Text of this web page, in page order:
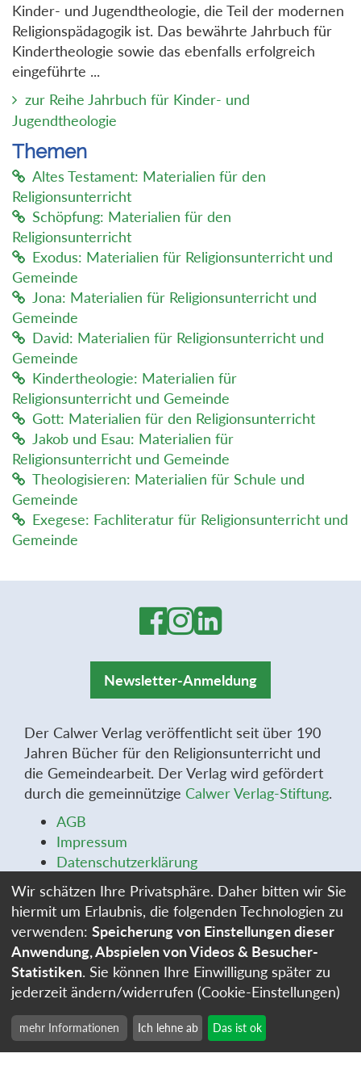
Kinder- und Jugendtheologie, die Teil der modernen
Religionspädagogik ist. Das bewährte Jahrbuch für
Kindertheologie sowie das ebenfalls erfolgreich
eingeführte ...
zur Reihe Jahrbuch für Kinder- und
Jugendtheologie
Themen
Altes Testament: Materialien für den
Religionsunterricht
Schöpfung: Materialien für den
Religionsunterricht
Exodus: Materialien für Religionsunterricht und
Gemeinde
Jona: Materialien für Religionsunterricht und
Gemeinde
David: Materialien für Religionsunterricht und
Gemeinde
Kindertheologie: Materialien für
Religionsunterricht und Gemeinde
Gott: Materialien für den Religionsunterricht
Jakob und Esau: Materialien für
Religionsunterricht und Gemeinde
Theologisieren: Materialien für Schule und
Gemeinde
Exegese: Fachliteratur für Religionsunterricht und
Gemeinde
Newsletter-Anmeldung
Der Calwer Verlag veröffentlicht seit über 190
Jahren Bücher für den Religionsunterricht und
die Gemeindearbeit. Der Verlag wird gefördert
durch die gemeinnützige Calwer Verlag-Stiftung.
AGB
Impressum
Datenschutzerklärung
Widerrufsbelehrung
Widerrufsformular
Stellenangebote
Cookie-Einstellungen
Wir schätzen Ihre Privatsphäre. Daher bitten wir Sie
hiermit um Erlaubnis, die folgenden Technologien zu
verwenden: Speicherung von Einstellungen dieser
Anwendung, Abspielen von Videos & Besucher-
Statistiken. Sie können Ihre Einwilligung später zu
jederzeit ändern/widerrufen (Cookie-Einstellungen)
mehr Informationen Ich lehne ab Das ist ok